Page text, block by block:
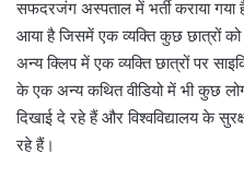
सफदरजंग अस्पताल में भर्ती कराया
आया है जिसमें एक व्यक्ति कुछ छात्रों को
अन्य क्लिप में एक व्यक्ति छात्रों पर
के एक अन्य कथित वीडियो में भी कुछ
दिखाई दे रहे हैं और विश्वविद्यालय के
रहे हैं।